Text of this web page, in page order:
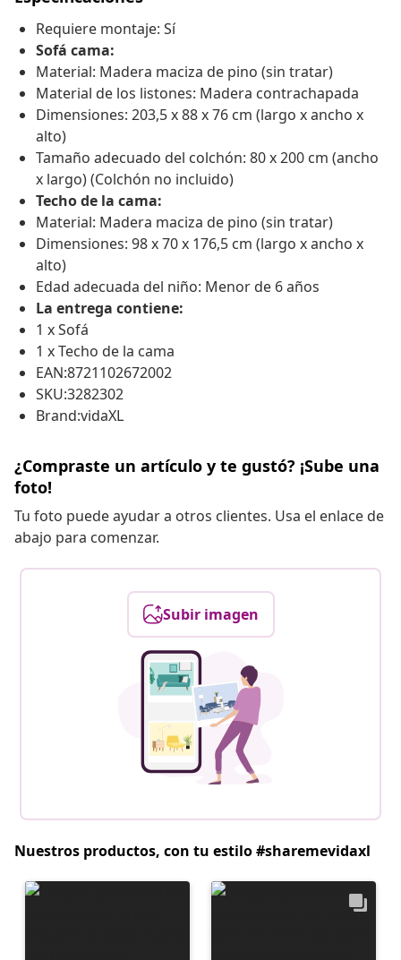
Requiere montaje: Sí
Sofá cama:
Material: Madera maciza de pino (sin tratar)
Material de los listones: Madera contrachapada
Dimensiones: 203,5 x 88 x 76 cm (largo x ancho x
alto)
Tamaño adecuado del colchón: 80 x 200 cm (ancho
x largo) (Colchón no incluido)
Techo de la cama:
Material: Madera maciza de pino (sin tratar)
Dimensiones: 98 x 70 x 176,5 cm (largo x ancho x
alto)
Edad adecuada del niño: Menor de 6 años
La entrega contiene:
1 x Sofá
1 x Techo de la cama
EAN:8721102672002
SKU:3282302
Brand:vidaXL
¿Compraste un artículo y te gustó? ¡Sube una
foto!
Tu foto puede ayudar a otros clientes. Usa el enlace de
abajo para comenzar.
Subir imagen
Nuestros productos, con tu estilo #sharemevidaxl